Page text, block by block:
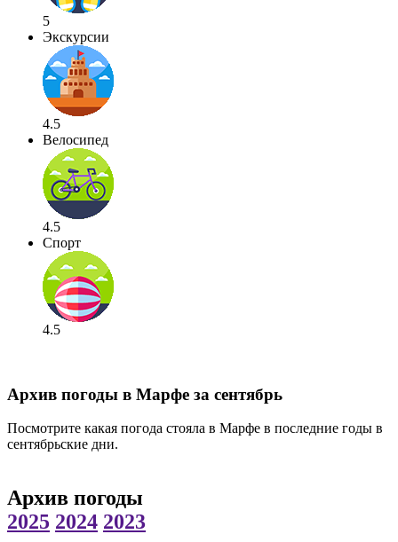
5
Экскурсии
4.5
Велосипед
4.5
Спорт
4.5
Архив погоды в Марфе за сентябрь
Посмотрите какая погода стояла в Марфе в последние годы в
сентябрьские дни.
Архив погоды
2025 2024 2023